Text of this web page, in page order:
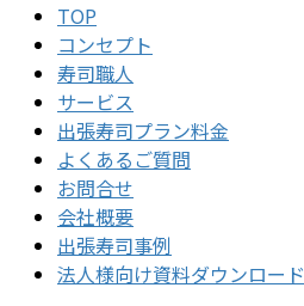
TOP
コンセプト
寿司職人
サービス
出張寿司プラン料金
よくあるご質問
お問合せ
会社概要
出張寿司事例
法人様向け資料ダウンロード